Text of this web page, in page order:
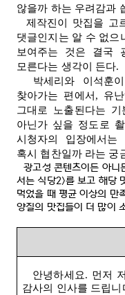
않을까 하는 우려감과
제작진이 맛집을 고
댓글인지는 알 수 없으
보여주는 것은 결국
모른다는 생각이 든다.
박세리와 이석훈
찾아가는 편에서, 유
그대로 노출된다는
아닌가 싶을 정도로
시청자의 입장에서는
혹시 협찬일까 라는 궁
광고성 콘텐츠이든 아니
서는 식당2>를 보고 해당
먹었을 때 평균 이상의 만
양질의 맛집들이 더 많이
안녕하세요. 먼저
감사의 인사를 드립니